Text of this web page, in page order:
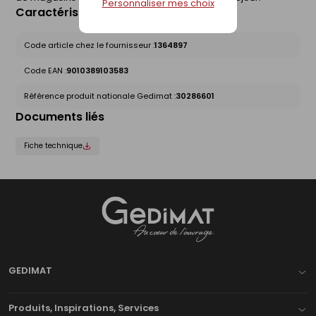
Personnaliser mes choix
Caractéristiques du produit
Code article chez le fournisseur :1364897
Code EAN :9010389103583
Référence produit nationale Gedimat :30286601
Documents liés
Fiche technique
GEDIMAT
Produits, Inspirations, Services